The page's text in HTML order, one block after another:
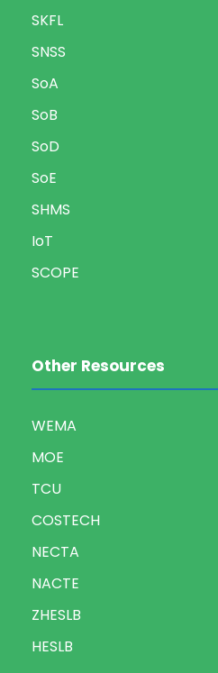
SKFL
SNSS
SoA
SoB
SoD
SoE
SHMS
IoT
SCOPE
Other Resources
WEMA
MOE
TCU
COSTECH
NECTA
NACTE
ZHESLB
HESLB